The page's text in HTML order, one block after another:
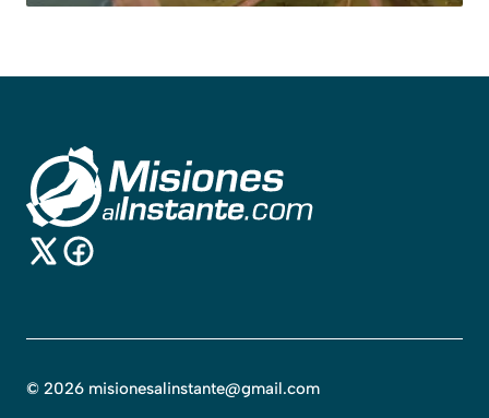
© 2026 misionesalinstante@gmail.com